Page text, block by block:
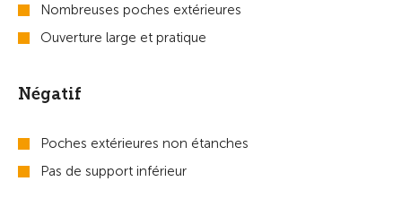
Nombreuses poches extérieures
Ouverture large et pratique
Négatif
Poches extérieures non étanches
Pas de support inférieur